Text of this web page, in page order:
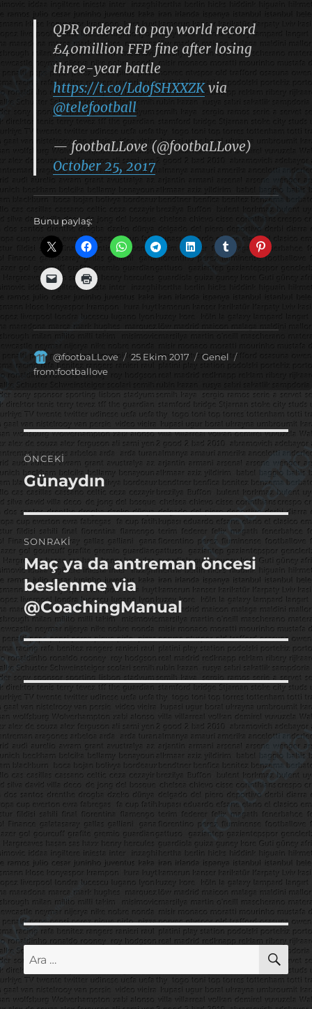
QPR ordered to pay world record
£40million FFP fine after losing
three-year battle
https://t.co/LdofSHXXZKvia
@telefootball
— footbaLLove (@footbaLLove)
October 25, 2017
Bunu paylaş:
Yazar
@footbaLLove
Yayın
25 Ekim 2017 Kategoriler
Genel
from:footballove
Yazı
gezinmesi
ÖNCEKI
Önceki
yazı:
Günaydın
SONRAKI
Sonraki
yazı:
Maç ya da antreman öncesi
beslenme via
@CoachingManual
Ara: